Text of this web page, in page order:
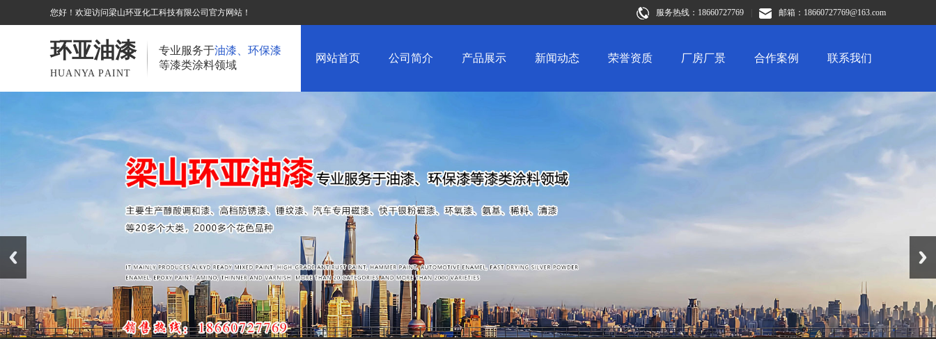
您好！欢迎访问梁山环亚化工科技有限公司官方网站！ 服务热线：18660727769 邮箱：18660727769@163.com
环亚油漆
HUANYA PAINT
专业服务于油漆、环保漆
等漆类涂料领域
网站首页 公司简介 产品展示 新闻动态 荣誉资质 厂房厂景 合作案例 联系我们